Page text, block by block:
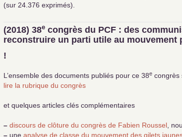
(sur 24.376 exprimés).
(2018) 38e congrès du PCF : des
reconstruire un parti utile au mouvement
!
L’ensemble des documents publiés pour ce 38e congrès
lire la rubrique du congrès
et quelques articles clés complémentaires
– discours de clôture du congrès de Fabien Roussel ,
– uneanalyse de classe du mouvement des gilets